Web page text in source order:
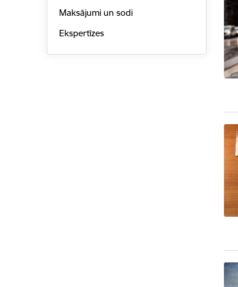
Maksājumi un sodi
Ekspertīzes